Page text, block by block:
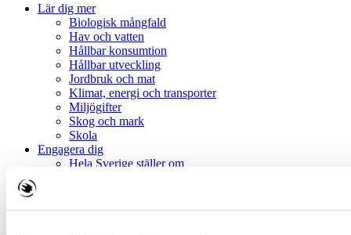
Lär dig mer
Biologisk mångfald
Hav och vatten
Hållbar konsumtion
Hållbar utveckling
Jordbruk och mat
Klimat, energi och transporter
Miljögifter
Skog och mark
Skola
Engagera dig
Hela Sverige ställer om